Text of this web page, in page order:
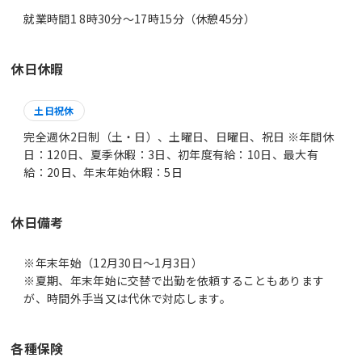
就業時間1 8時30分〜17時15分（休憩45分）
休日休暇
土日祝休
完全週休2日制（土・日）、土曜日、日曜日、祝日 ※年間休
日：120日、夏季休暇：3日、初年度有給：10日、最大有
給：20日、年末年始休暇：5日
休日備考
※年末年始（12月30日～1月3日）
※夏期、年末年始に交替で出勤を依頼することもあります
各種保険